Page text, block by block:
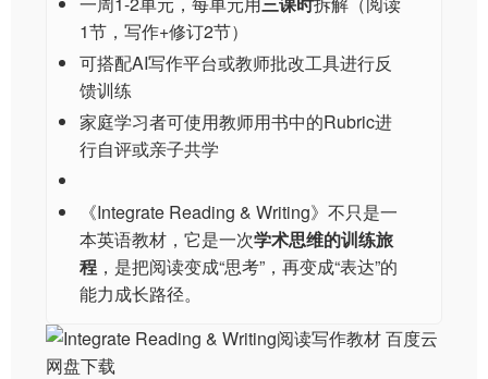
1节，写作+修订2节）
可搭配AI写作平台或教师批改工具进行反
馈训练
家庭学习者可使用教师用书中的Rubric进
行自评或亲子共学
《Integrate Reading & Writing》不只是一
本英语教材，它是一次学术思维的训练旅
程 ，是把阅读变成“思考”，再变成“表达”的
能力成长路径。